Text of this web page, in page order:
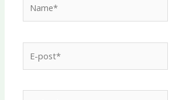
post*